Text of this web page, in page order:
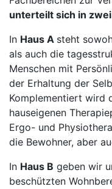
unterteilt sich in
In Haus A steht
als auch die
Menschen mit
der Erhaltung der
Komplementiert wird
hauseigenen
Ergo- und
die Bewohner, aber
In Haus B geben wir
beschützten